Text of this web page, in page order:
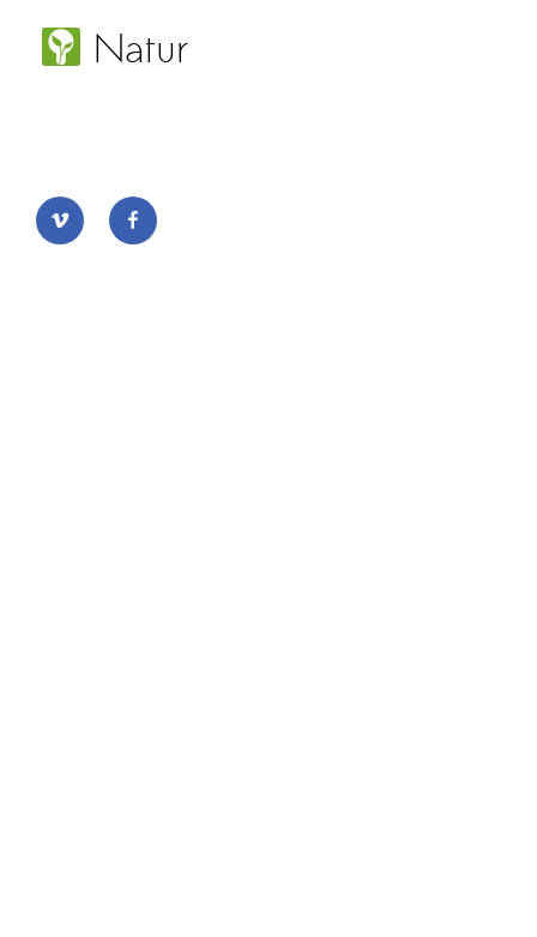
vimeo facebook